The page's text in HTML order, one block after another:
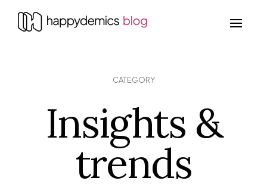
CATEGORY
Insights &
trends